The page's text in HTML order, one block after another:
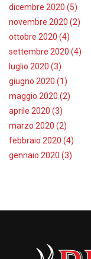
dicembre 2020 (5)
novembre 2020 (2)
ottobre 2020 (4)
settembre 2020 (4)
luglio 2020 (3)
giugno 2020 (1)
maggio 2020 (2)
aprile 2020 (3)
marzo 2020 (2)
febbraio 2020 (4)
gennaio 2020 (3)